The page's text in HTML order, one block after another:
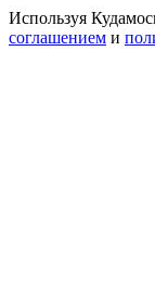
Используя
соглашением и